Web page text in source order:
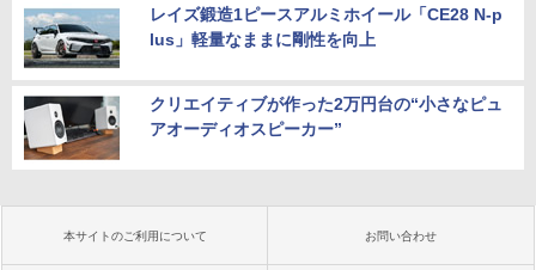
レイズ鍛造1ピースアルミホイール「CE28 N-p
lus」軽量なままに剛性を向上
クリエイティブが作った2万円台の“小さなピュ
アオーディオスピーカー”
本サイトのご利用について お問い合わせ